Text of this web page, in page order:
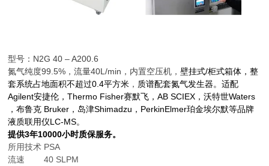
型号：N2G 40 – A200.6
氮气纯度99.5%，流量40L/min，内置空压机，壁挂式/柜式箱体，整
套系统占地面积不超过0.4平方米 ， 质谱配套氮气发生器。适配
Agilent安捷伦，Thermo Fisher赛默飞，AB SCIEX，沃特世Waters
，布鲁克 Bruker，岛津Shimadzu，PerkinElmer珀金埃尔默等品牌
液质联用仪LC-MS。
提供3年10000小时质保服务。
所用技术 PSA
流速 40 SLPM